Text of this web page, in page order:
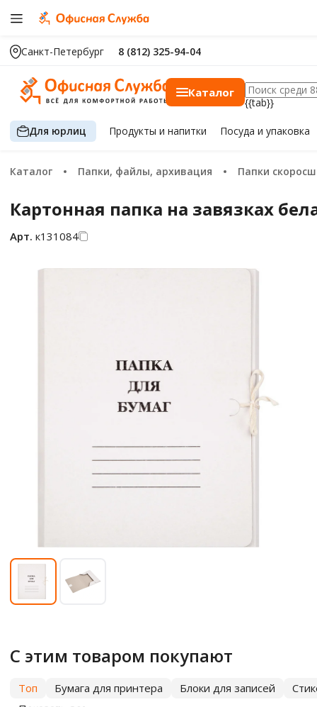
Санкт-Петербург 8 (812) 325-94-04
Каталог
{{tab}}
Для юрлиц Продуктыи напитки Посуда и упаковка
Каталог Папки, файлы, архивация Папки
Картонная папка на завязках
Арт. к131084
С этим товаром покупают
Топ Бумага для принтера Блоки для записей